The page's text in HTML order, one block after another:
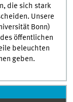
die sich stark
Unsere
Bonn)
öffentlichen
beleuchten
geben.